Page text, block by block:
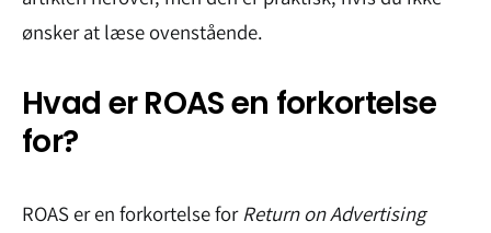
ønsker at læse ovenstående.
Hvad er ROAS en forkortelse
for?
ROAS er en forkortelse forReturn on Advertising